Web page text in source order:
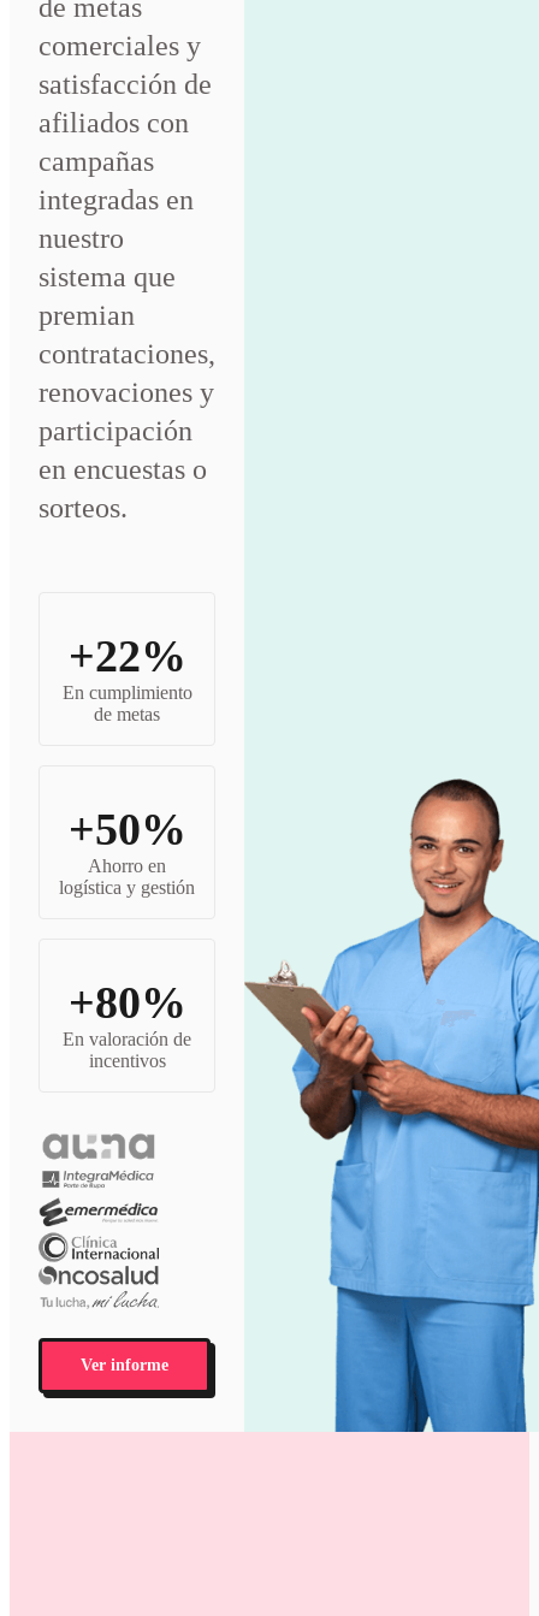
de metas
comerciales y
satisfacción de
afiliados con
campañas
integradas en
nuestro
sistema que
premian
contrataciones,
renovaciones y
participación
en encuestas o
sorteos.
+22%
En cumplimiento
de metas
+50%
Ahorro en
logística y gestión
+80%
En valoración de
incentivos
Ver informe